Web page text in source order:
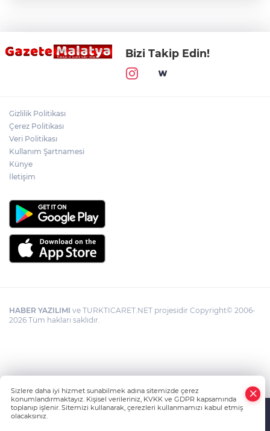
Bizi Takip Edin!
Gizlilik Politikası
Çerez Politikası
Veri Politikası
Kullanım Şartnamesi
Künye
İletişim
HABER YAZILIMI ve TURKTICARET.NET projesidir Copyright© 2006-
2026 Tüm hakları saklıdır.
Sizlere daha iyi hizmet sunabilmek adına sitemizde çerez
konumlandırmaktayız. Kişisel verileriniz, KVKK ve GDPR kapsamında
toplanıp işlenir. Sitemizi kullanarak, çerezleri kullanmamızı kabul etmiş
olacaksınız.